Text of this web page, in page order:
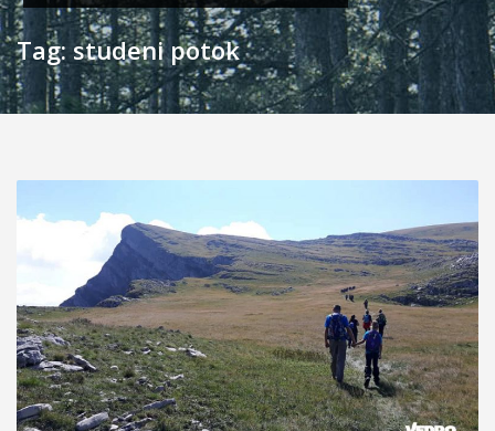
Tag: studeni potok